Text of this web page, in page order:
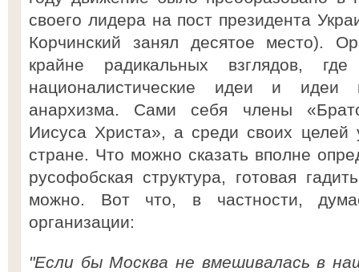
своего лидера на пост президента
Корчинский занял десятое место).
крайне радикальных взглядов, где
националистические идеи и идеи
анархизма. Сами себя члены
Иисуса Христа», а среди своих целей
стране. Что можно сказать вполне
русофобская структура, готовая
можно. Вот что, в частности,
организации:
"Если бы Москва не вмешивалась в